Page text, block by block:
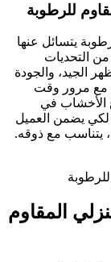
للرطوبة
يتسائل عنها
من التحديات
الجيد، والجودة
مع مرور وقت
الأخشاب في
لكي يضمن العميل
يتناسب مع ذوقه.
المقاوم